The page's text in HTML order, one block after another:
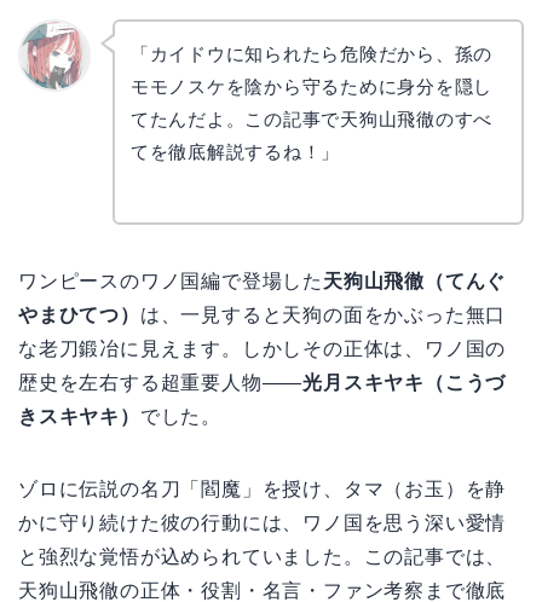
「カイドウに知られたら危険だから、孫の
モモノスケを陰から守るために身分を隠し
てたんだよ。この記事で天狗山飛徹のすべ
てを徹底解説するね！」
ワンピースのワノ国編で登場した 天狗山飛徹（てんぐ
やまひてつ） は、一見すると天狗の面をかぶった無口
な老刀鍛冶に見えます。しかしその正体は、ワノ国の
歴史を左右する超重要人物——光月スキヤキ（こうづ
きスキヤキ） でした。
ゾロに伝説の名刀「閻魔」を授け、タマ（お玉）を静
かに守り続けた彼の行動には、ワノ国を思う深い愛情
と強烈な覚悟が込められていました。この記事では、
天狗山飛徹の正体・役割・名言・ファン考察まで徹底